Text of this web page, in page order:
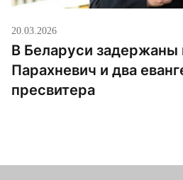
20.03.2026
В Беларуси задержаны
Парахневич и два
пресвитера